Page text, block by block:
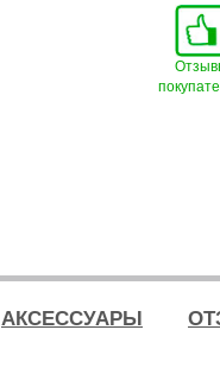
АКСЕССУАРЫ